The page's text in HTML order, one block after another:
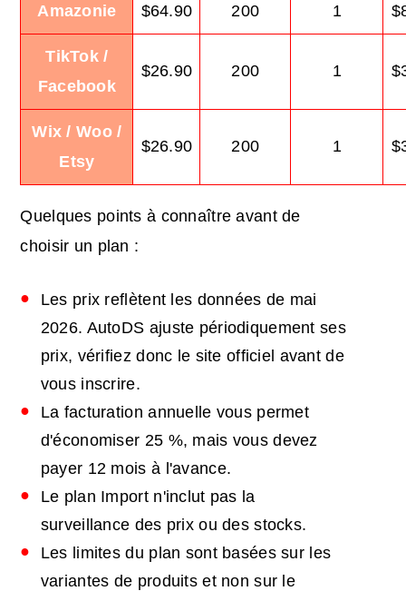
Amazonie $64.90 200 1
TikTok /
Facebook
$26.90 200 1
Wix / Woo /
Etsy
$26.90 200 1
Quelques points à connaître avant de
choisir un plan :
Les prix reflètent les données de mai
2026. AutoDS ajuste périodiquement ses
prix, vérifiez donc le site officiel avant de
vous inscrire.
La facturation annuelle vous permet
d'économiser 25 %, mais vous devez
payer 12 mois à l'avance.
Le plan Import n'inclut pas la
surveillance des prix ou des stocks.
Les limites du plan sont basées sur les
variantes de produits et non sur le